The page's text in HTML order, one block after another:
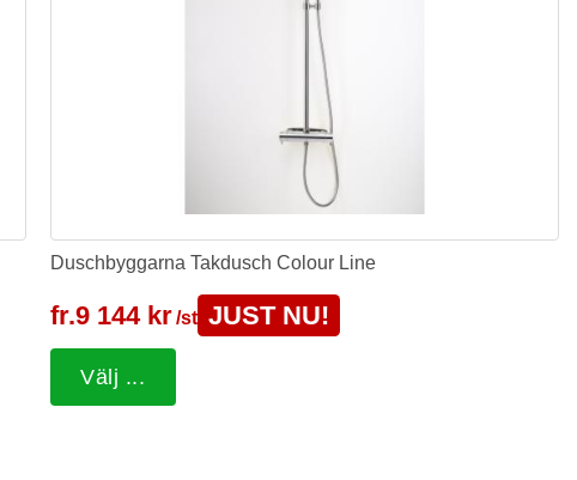
Duschbyggarna Takdusch Colour Line
fr.9 144 kr/st JUST NU!
Välj ...